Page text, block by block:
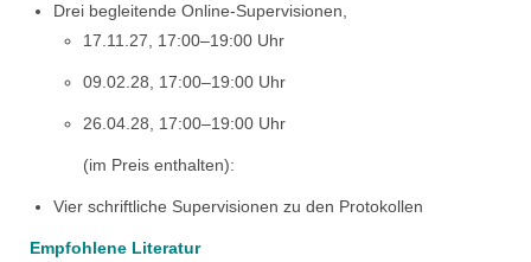
Drei begleitende Online-Supervisionen,
17.11.27, 17:00–19:00 Uhr
09.02.28, 17:00–19:00 Uhr
26.04.28, 17:00–19:00 Uhr
(im Preis enthalten):
Vier schriftliche Supervisionen zu den Protokollen
Empfohlene Literatur